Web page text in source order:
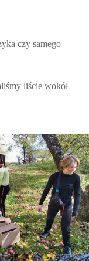
czy samego
liście wokół